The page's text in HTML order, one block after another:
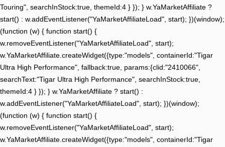
Touring", searchInStock:true, themeId:4 } }); } w.YaMarketAffiliate ?
start() : w.addEventListener("YaMarketAffiliateLoad", start); })(window);
(function (w) { function start() {
w.removeEventListener("YaMarketAffiliateLoad", start);
w.YaMarketAffiliate.createWidget({type:"models", containerId:"Tigar
Ultra High Performance", fallback:true, params:{clid:"2410066",
searchText:"Tigar Ultra High Performance", searchInStock:true,
themeId:4 } }); } w.YaMarketAffiliate ? start() :
w.addEventListener("YaMarketAffiliateLoad", start); })(window);
(function (w) { function start() {
w.removeEventListener("YaMarketAffiliateLoad", start);
w.YaMarketAffiliate.createWidget({type:"models", containerId:"Tigar